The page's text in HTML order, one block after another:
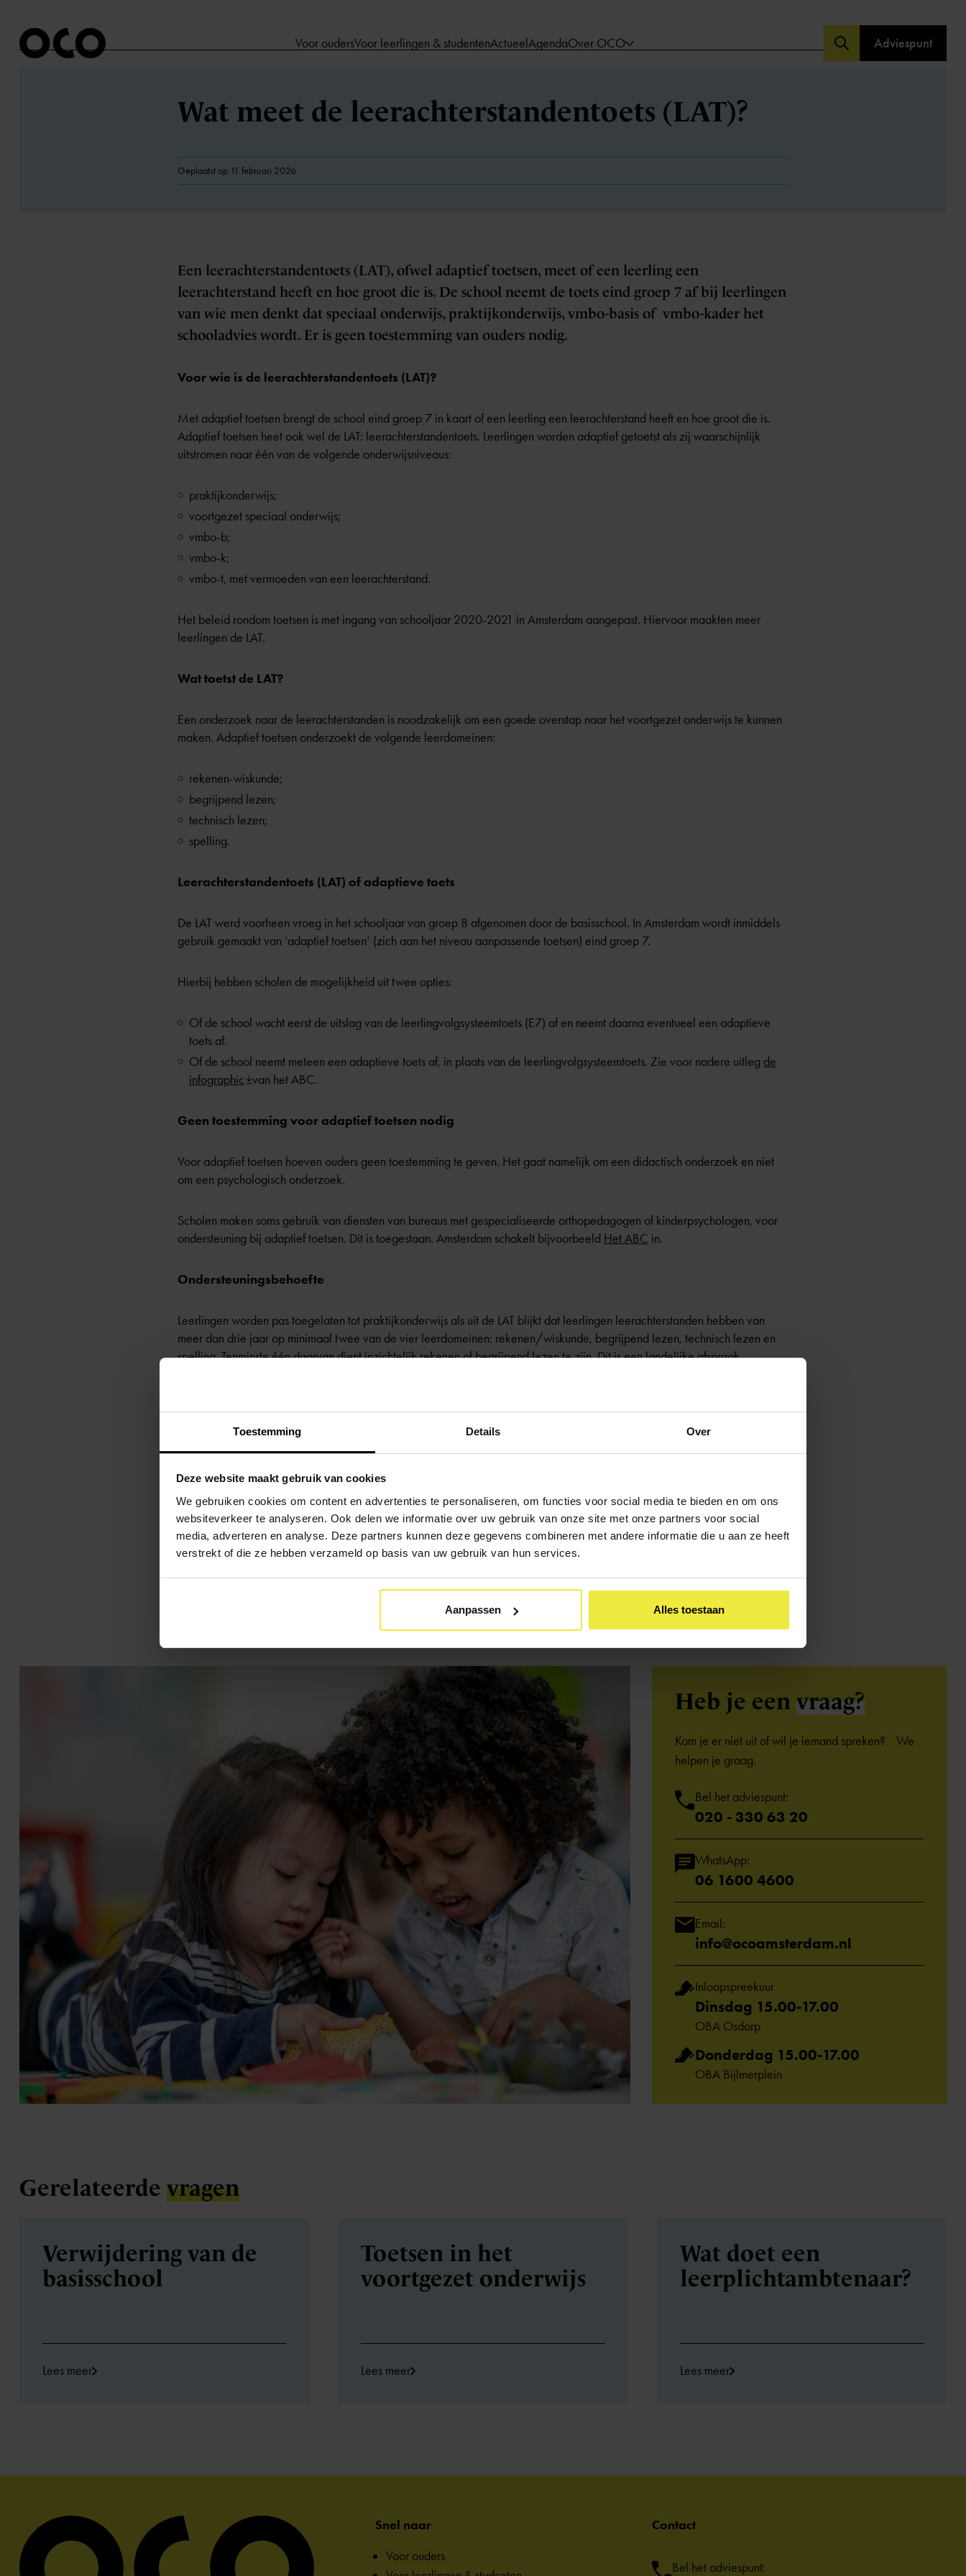
Toestemming Details Over
Deze website maakt gebruik van cookies
We gebruiken cookies om content en advertenties te personaliseren, om functies voor social media te bieden en om ons
websiteverkeer te analyseren. Ook delen we informatie over uw gebruik van onze site met onze partners voor social
media, adverteren en analyse. Deze partners kunnen deze gegevens combineren met andere informatie die u aan ze heeft
verstrekt of die ze hebben verzameld op basis van uw gebruik van hun services.
Aanpassen Alles toestaan
Voor oudersVoor leerlingen & studentenActueelAgendaOver OCO Adviespunt
Wat meet de leerachterstandentoets (LAT)?
Geplaatst op 11 februari 2026
Een leerachterstandentoets (LAT), ofwel adaptief toetsen, meet of een leerling een
leerachterstand heeft en hoe groot die is. De school neemt de toets eind groep 7 af bij leerlingen
van wie men denkt dat speciaal onderwijs, praktijkonderwijs, vmbo-basis of vmbo-kader het
schooladvies wordt. Er is geen toestemming van ouders nodig.
Voor wie is de leerachterstandentoets (LAT)?
Met adaptief toetsen brengt de school eind groep 7 in kaart of een leerling een leerachterstand heeft en hoe groot die is.
Adaptief toetsen heet ook wel de LAT: leerachterstandentoets. Leerlingen worden adaptief getoetst als zij waarschijnlijk
uitstromen naar één van de volgende onderwijsniveaus:
praktijkonderwijs;
voortgezet speciaal onderwijs;
vmbo-b;
vmbo-k;
vmbo-t, met vermoeden van een leerachterstand.
Het beleid rondom toetsen is met ingang van schooljaar 2020-2021 in Amsterdam aangepast. Hiervoor maakten meer
leerlingen de LAT.
Wat toetst de LAT?
Een onderzoek naar de leerachterstanden is noodzakelijk om een goede overstap naar het voortgezet onderwijs te kunnen
maken. Adaptief toetsen onderzoekt de volgende leerdomeinen:
rekenen-wiskunde;
begrijpend lezen;
technisch lezen;
spelling.
Leerachterstandentoets (LAT) of adaptieve toets
De LAT werd voorheen vroeg in het schooljaar van groep 8 afgenomen door de basisschool. In Amsterdam wordt inmiddels
gebruik gemaakt van ‘adaptief toetsen’ (zich aan het niveau aanpassende toetsen) eind groep 7.
Hierbij hebben scholen de mogelijkheid uit twee opties:
Of de school wacht eerst de uitslag van de leerlingvolgsysteemtoets (E7) af en neemt daarna eventueel een adaptieve
toets af.
Of de school neemt meteen een adaptieve toets af, in plaats van de leerlingvolgsysteemtoets. Zie voor nadere uitleg de
infographic van het ABC.
Geen toestemming voor adaptief toetsen nodig
Voor adaptief toetsen hoeven ouders geen toestemming te geven. Het gaat namelijk om een didactisch onderzoek en niet
om een psychologisch onderzoek.
Scholen maken soms gebruik van diensten van bureaus met gespecialiseerde orthopedagogen of kinderpsychologen, voor
ondersteuning bij adaptief toetsen. Dit is toegestaan. Amsterdam schakelt bijvoorbeeld Het ABC in.
Ondersteuningsbehoefte
Leerlingen worden pas toegelaten tot praktijkonderwijs als uit de LAT blijkt dat leerlingen leerachterstanden hebben van
meer dan drie jaar op minimaal twee van de vier leerdomeinen: rekenen/wiskunde, begrijpend lezen, technisch lezen en
spelling. Tenminste één daarvan dient inzichtelijk rekenen of begrijpend lezen te zijn. Dit is een landelijke afspraak.
Als uit het adaptief toetsen blijkt dat een leerling een leerachterstand heeft, dan onderzoekt de school wat de oorzaak
hiervan is. De eerste stap daarvoor is meestal een capaciteitenonderzoek (CAP), ook wel intelligentietest genoemd.
Meer informatie hierover staat in het artikel:‘Wat meet het capaciteitenonderzoek (CAP)?’
Terug naar overzicht
Heb je een vraag?
Kom je er niet uit of wil je iemand spreken? We
helpen je graag.
Bel het adviespunt:
020 - 330 63 20
WhatsApp:
06 1600 4600
Email:
info@ocoamsterdam.nl
Inloopspreekuur
Dinsdag 15.00-17.00
OBA Osdorp
Donderdag 15.00-17.00
OBA Bijlmerplein
Gerelateerde vragen
Verwijdering van de
basisschool
Lees meer
Toetsen in het
voortgezet onderwijs
Lees meer
Wat doet een
leerplicht­ambtenaar?
Lees meer
Snel naar
Voor ouders
Contact
Bel het adviespunt: